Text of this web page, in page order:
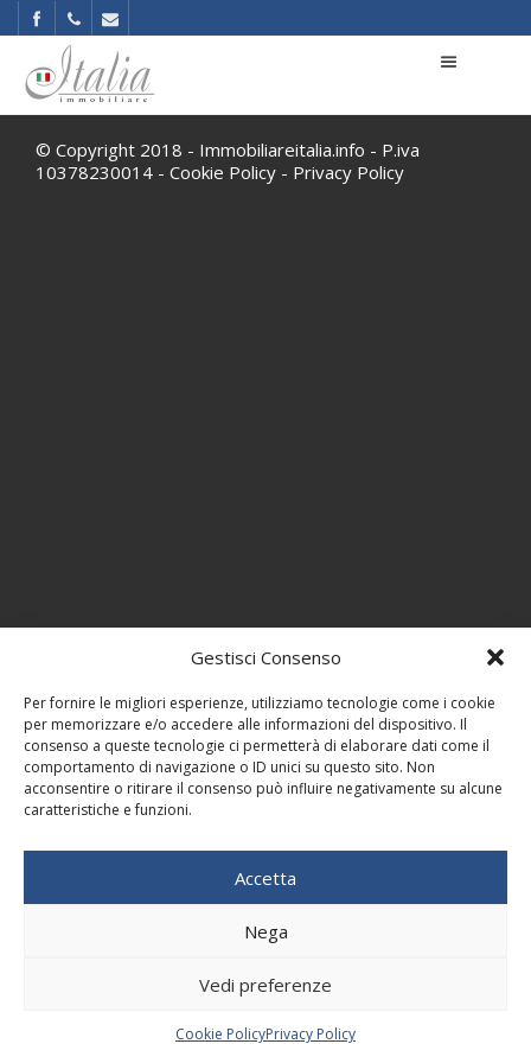
Gestisci Consenso
Per fornire le migliori esperienze, utilizziamo tecnologie come i cookie
per memorizzare e/o accedere alle informazioni del dispositivo. Il
consenso a queste tecnologie ci permetterà di elaborare dati come il
comportamento di navigazione o ID unici su questo sito. Non
acconsentire o ritirare il consenso può influire negativamente su alcune
caratteristiche e funzioni.
Accetta
Nega
Vedi preferenze
Cookie PolicyPrivacy Policy
© Copyright 2018 - Immobiliareitalia.info - P.iva
10378230014 - Cookie Policy - Privacy Policy